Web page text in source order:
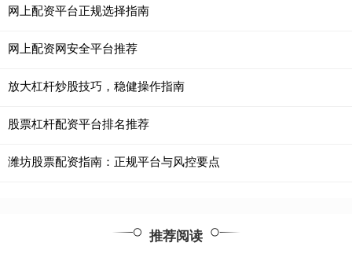
网上配资平台正规选择指南
网上配资网安全平台推荐
放大杠杆炒股技巧，稳健操作指南
股票杠杆配资平台排名推荐
潍坊股票配资指南：正规平台与风控要点
推荐阅读